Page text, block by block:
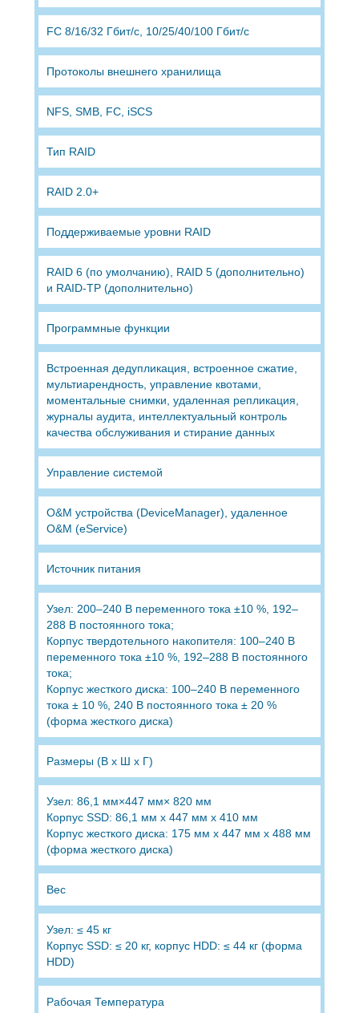
FC 8/16/32 Гбит/с, 10/25/40/100 Гбит/с
Протоколы внешнего хранилища
NFS, SMB, FC, iSCS
Тип RAID
RAID 2.0+
Поддерживаемые уровни RAID
RAID 6 (по умолчанию), RAID 5 (дополнительно)
и RAID-TP (дополнительно)
Программные функции
Встроенная дедупликация, встроенное сжатие,
мультиарендность, управление квотами,
моментальные снимки, удаленная репликация,
журналы аудита, интеллектуальный контроль
качества обслуживания и стирание данных
Управление системой
O&M устройства (DeviceManager), удаленное
O&M (eService)
Источник питания
Узел: 200–240 В переменного тока ±10 %, 192–
288 В постоянного тока;
Корпус твердотельного накопителя: 100–240 В
переменного тока ±10 %, 192–288 В постоянного
тока;
Корпус жесткого диска: 100–240 В переменного
тока ± 10 %, 240 В постоянного тока ± 20 %
(форма жесткого диска)
Размеры (В х Ш х Г)
Узел: 86,1 мм×447 мм× 820 мм
Корпус SSD: 86,1 мм x 447 мм x 410 мм
Корпус жесткого диска: 175 мм x 447 мм x 488 мм
(форма жесткого диска)
Вес
Узел: ≤ 45 кг
Корпус SSD: ≤ 20 кг, корпус HDD: ≤ 44 кг (форма
HDD)
Рабочая Температура